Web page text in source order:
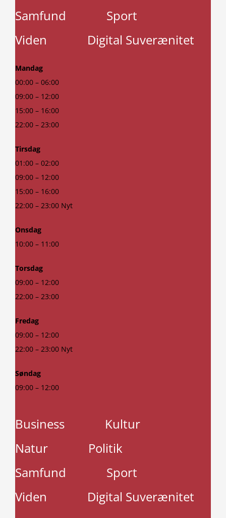
Samfund
Sport
Viden
Digital Suverænitet
Mandag
00:00 – 06:00
09:00 – 12:00
15:00 – 16:00
22:00 – 23:00
Tirsdag
01:00 – 02:00
09:00 – 12:00
15:00 – 16:00
22:00 – 23:00 Nyt
Onsdag
10:00 – 11:00
Torsdag
09:00 – 12:00
22:00 – 23:00
Fredag
09:00 – 12:00
22:00 – 23:00 Nyt
Søndag
09:00 – 12:00
Business
Kultur
Natur
Politik
Samfund
Sport
Viden
Digital Suverænitet